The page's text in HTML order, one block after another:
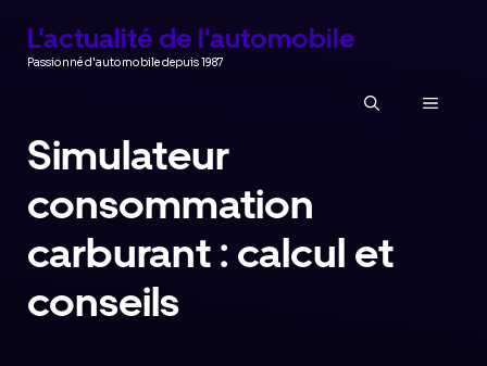
L'actualité de l'automobile
Passionné d'automobile depuis 1987
MENU
Simulateur
consommation
carburant : calcul et
conseils